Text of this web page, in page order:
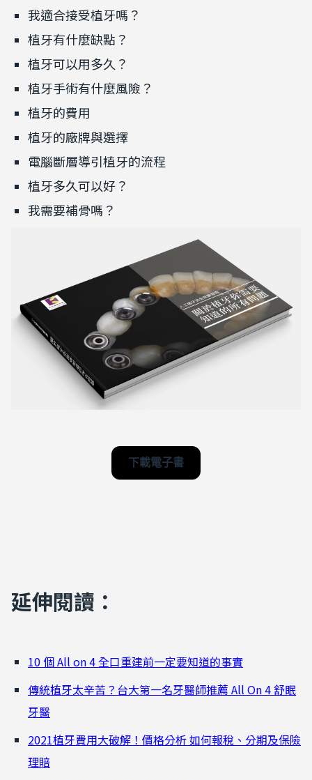
我適合接受植牙嗎？
植牙有什麼缺點？
植牙可以用多久？
植牙⼿術有什麼風險？
植牙的費⽤
植牙的廠牌與選擇
電腦斷層導引植牙的流程
植牙多久可以好？
我需要補骨嗎？
下載電子書
延伸閱讀：
10 個 All on 4 全口重建前一定要知道的事實
傳統植牙太辛苦？台大第一名牙醫師推薦 All On 4 舒眠
牙醫
2021植牙費用大破解！價格分析 如何報稅、分期及保險
理賠